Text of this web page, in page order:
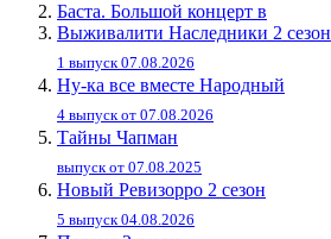
Баста. Большой концерт в
Выживалити Наследники 2 сезон
1 выпуск 07.08.2026
Ну-ка все вместе Народный
4 выпуск от 07.08.2026
Тайны Чапман
выпуск от 07.08.2025
Новый Ревизорро 2 сезон
5 выпуск 04.08.2026